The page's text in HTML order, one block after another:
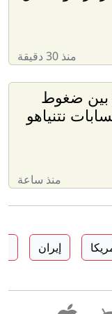
منذ 30 دقيقة
بين ضغوط
نتنياهو
منذ ساعة
إيران